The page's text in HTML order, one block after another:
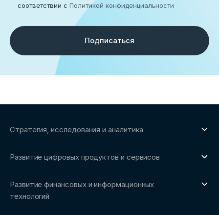
соответствии с Политикой конфиденциальности
Подписаться
Стратегия, исследования и аналитика
Обзоры рынка и аналитические исследования
Трендвотчинг и информационный сервис
Развитие цифровых продуктов и сервисов
Развитие финансовых и информационных
технологий